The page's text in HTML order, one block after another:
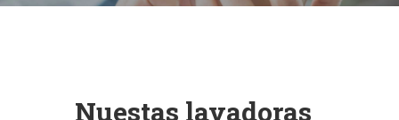
Nuestas lavadoras